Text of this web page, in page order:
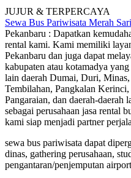
JUJUR & TERPERCAYA
Sewa Bus Pariwisata Merah Sari
Pekanbaru : Dapatkan
rental kami. Kami memiliki
Pekanbaru dan juga dapat
kabupaten atau kotamadya
lain daerah Dumai, Duri,
Tembilahan, Pangkalan
Pangaraian, dan daerah-daerah
sebagai perusahaan jasa rental
kami siap menjadi partner
sewa bus pariwisata dapat
dinas, gathering perusahaan,
pengantaran/penjemputan